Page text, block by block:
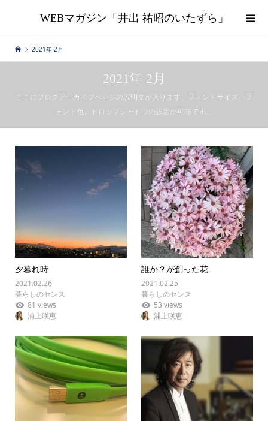
WEBマガジン「井出 祐昭のいたずら」
2021年 2月
2021年 2月
ここにブログアーカイブページの説明文が入ります。フォントサイズ、フ
ォント色、ドロップシャドウの設定が可能です。
夕暮れ時
2021.02.26
暮らしのセンス
81 views
浦上咲恵
誰か？が創った花
2021.02.25
暮らしのセンス
53 views
浦上咲恵